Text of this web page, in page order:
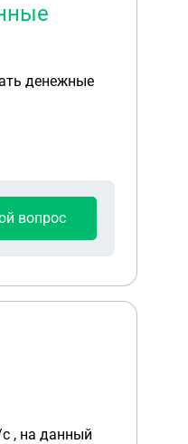
денежные
вопрос